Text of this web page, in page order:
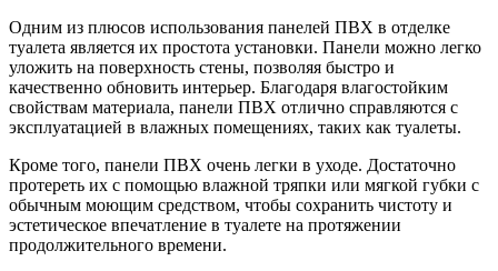
Одним из плюсов использования панелей ПВХ в отделке
туалета является их простота установки. Панели можно легко
уложить на поверхность стены, позволяя быстро и
качественно обновить интерьер. Благодаря влагостойким
свойствам материала, панели ПВХ отлично справляются с
эксплуатацией в влажных помещениях, таких как туалеты.
Кроме того, панели ПВХ очень легки в уходе. Достаточно
протереть их с помощью влажной тряпки или мягкой губки с
обычным моющим средством, чтобы сохранить чистоту и
эстетическое впечатление в туалете на протяжении
продолжительного времени.